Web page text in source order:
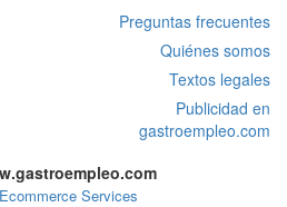
Preguntas frecuentes
Quiénes somos
Textos legales
Publicidad en
gastroempleo.com
Services